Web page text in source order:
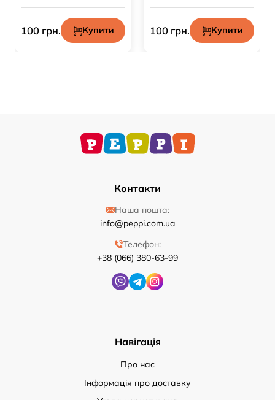
100 грн. Купити 100 грн. Купити
Контакти
Наша пошта:
info@peppi.com.ua
Телефон:
+38 (066) 380-63-99
Навігація
Про нас
Інформація про доставку